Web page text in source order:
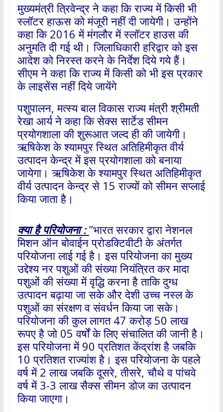
मुख्यमंत्री त्रिवेन्द्र ने कहा कि राज्य में किसी भी
स्लॉटर हाऊस को मंजूरी नहीं दी जायेगी। उन्होंने
कहा कि 2016 में मंगलौर में स्लॉटर हाउस की
अनुमति दी गई थी। जिलाधिकारी हरिद्वार को इस
आदेश को निरस्त करने के निर्देश दिये गये हैं।
सीएम ने कहा कि राज्य में किसी को भी इस प्रकार
के लाइसेंस नहीं दिये जायेंगे
पशुपालन, मत्स्य बाल विकास राज्य मंत्री श्रीमती
रेखा आर्य ने कहा कि सेक्स सार्टेड सीमन
प्रयोगशाला की शुरूआत जल्द ही की जायेगी।
ऋषिकेश के श्यामपुर स्थित अतिहिमीकृत वीर्य
उत्पादन केन्द्र में इस प्रयोगशाला को बनाया
जायेगा। ऋषिकेश के श्यामपुर स्थित अतिहिमीकृत
वीर्य उत्पादन केन्द्र से 15 राज्यों को सीमन सप्लाई
किया जाता है।
क्या है परियोजना : ’’भारत सरकार द्वारा नेशनल
मिशन ऑन बोवाईन प्रोडक्टिवीटी के अंतर्गत
परियोजना लाई गई है। इस परियोजना का मुख्य
उद्देश्य नर पशुओं की संख्या नियंत्रित कर मादा
पशुओं की संख्या में वृद्धि करना है ताकि दुग्ध
उत्पादन बढ़ाया जा सके और देशी उच्च नस्ल के
पशुओं का संरक्षण व संवर्धन किया जा सके।
परियोजना की कुल लागत 47 करोड़ 50 लाख
रूपए है जो 05 वर्षों के लिए संचालित की जानी है।
इस परियोजना में 90 प्रतिशत केंद्रांश है जबकि
10 प्रतिशत राज्यांश है। इस परियोजना के पहले
वर्ष में 2 लाख जबकि दूसरे, तीसरे, चौथे व पांचवे
वर्ष में 3-3 लाख सैक्स सीमन डोज का उत्पादन
किया जाएगा।